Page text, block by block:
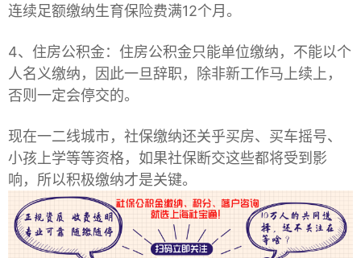
连续足额缴纳生育保险费满12个月。
4、住房公积金：住房公积金只能单位缴纳，不能以个
人名义缴纳，因此一旦辞职，除非新工作马上续上，
否则一定会停交的。
现在一二线城市，社保缴纳还关乎买房、买车摇号、
小孩上学等等资格，如果社保断交这些都将受到影
响，所以积极缴纳才是关键。